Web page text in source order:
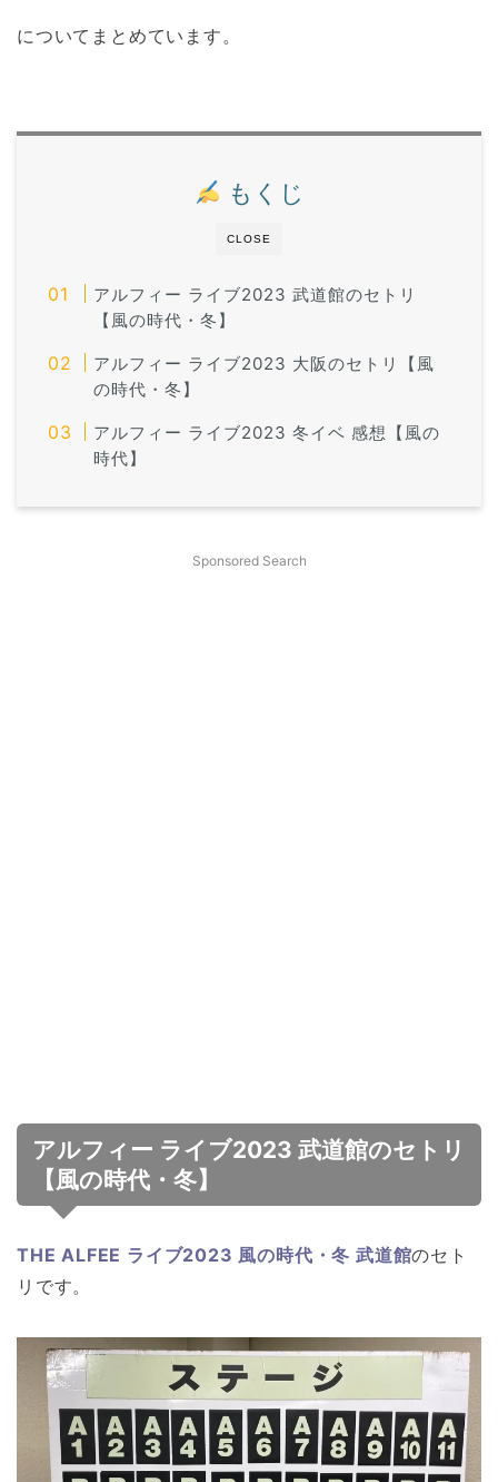
についてまとめています。
CLOSE
もくじ
アルフィー ライブ2023 武道館のセトリ
【風の時代・冬】
アルフィー ライブ2023 大阪のセトリ【風
の時代・冬】
アルフィー ライブ2023 冬イベ 感想【風の
時代】
Sponsored Search
アルフィー ライブ2023 武道館のセトリ
【風の時代・冬】
THE ALFEE ライブ2023 風の時代・冬 武道館のセト
リです。